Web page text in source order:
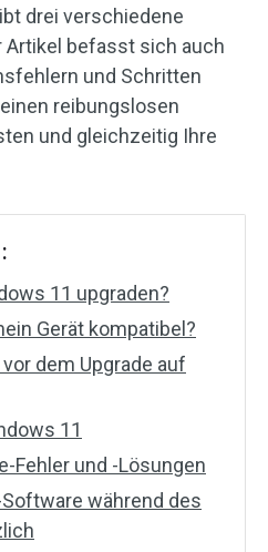
drei verschiedene
Artikel befasst sich auch
und Schritten
reibungslosen
und gleichzeitig Ihre
11 upgraden?
Gerät kompatibel?
dem Upgrade auf
11
Fehler und -Lösungen
während des